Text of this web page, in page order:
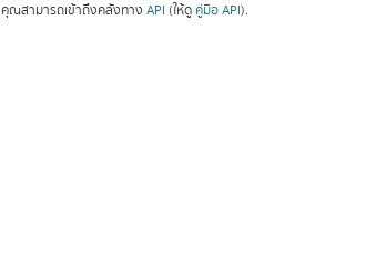
คุณสามารถเข้าถึงคลังทาง API (ให้ดู คู่มือ API).